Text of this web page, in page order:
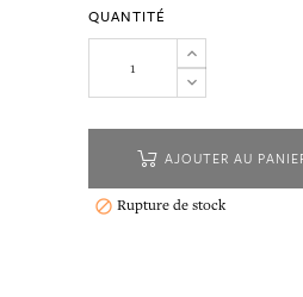
QUANTITÉ
AJOUTER AU
 Rupture de stock